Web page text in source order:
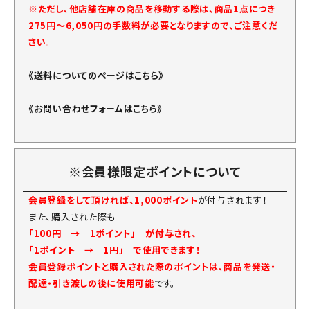
※ただし、他店舗在庫の商品を移動する際は、商品1点につき
275円～6,050円の手数料が必要となりますので、ご注意くだ
さい。
《送料についてのページはこちら》
《お問い合わせフォームはこちら》
※会員様限定ポイントについて
会員登録をして頂ければ、1,000ポイントが付与されます！
また、購入された際も
「100円 → 1ポイント」 が付与され、
「1ポイント → 1円」 で使用できます！
会員登録ポイントと購入された際のポイントは、商品を発送・
配達・引き渡しの後に使用可能です。